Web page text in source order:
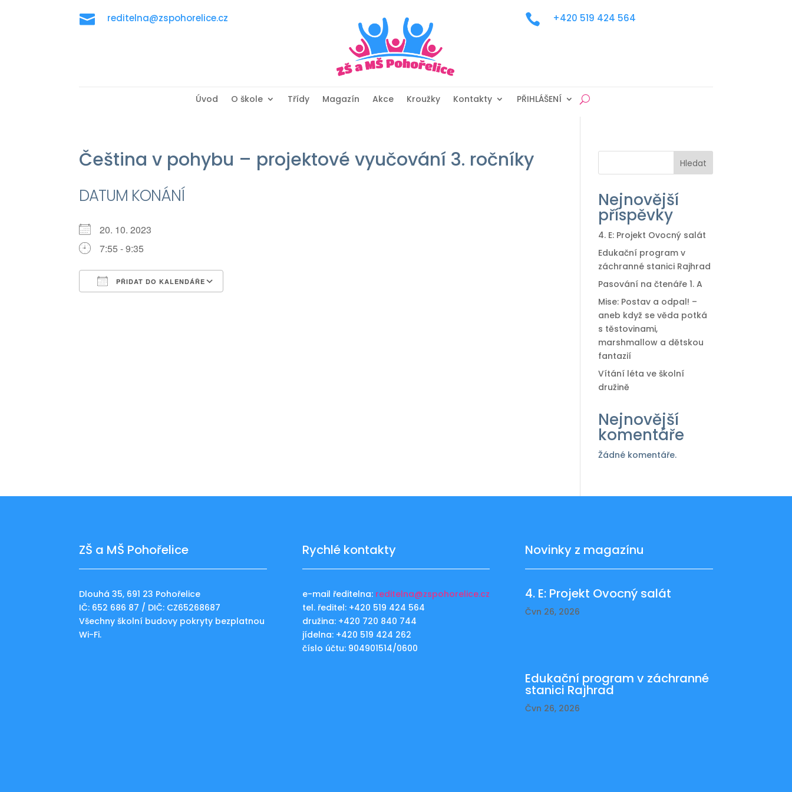
 reditelna@zspohorelice.cz  +420 519 424 564
Úvod O škole Třídy Magazín Akce Kroužky Kontakty PŘIHLÁŠENÍ
Čeština v pohybu – projektové vyučování 3. ročníky
DATUM KONÁNÍ
20. 10. 2023
7:55 - 9:35
PŘIDAT DO KALENDÁŘE
Hledat
Nejnovější
příspěvky
4. E: Projekt Ovocný salát
Edukační program v
záchranné stanici Rajhrad
Pasování na čtenáře 1. A
Mise: Postav a odpal! –
aneb když se věda potká
s těstovinami,
marshmallow a dětskou
fantazií
Vítání léta ve školní
družině
Nejnovější
komentáře
Žádné komentáře.
ZŠ a MŠ Pohořelice
Dlouhá 35, 691 23 Pohořelice
IČ: 652 686 87 / DIČ: CZ65268687
Všechny školní budovy pokryty bezplatnou
Wi-Fi.
Rychlé kontakty
e-mail ředitelna: reditelna@zspohorelice.cz
tel. ředitel: +420 519 424 564
družina: +420 720 840 744
jídelna: +420 519 424 262
číslo účtu: 904901514/0600
Novinky z magazínu
4. E: Projekt Ovocný salát
Čvn 26, 2026
Edukační program v záchranné
stanici Rajhrad
Čvn 26, 2026